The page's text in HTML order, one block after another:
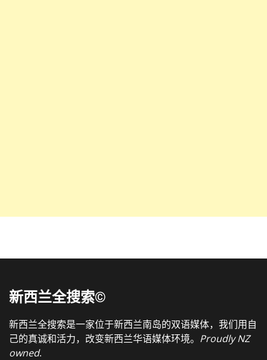
新西兰全搜索©
新西兰全搜索是一家位于新西兰南岛的双语媒体，我们用自
己的真诚和活力，改变新西兰华语媒体环境。 Proudly NZ
owned.